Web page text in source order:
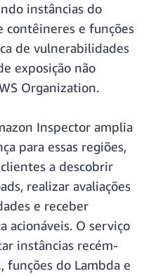
instâncias do
contêineres e funções
de vulnerabilidades
exposição não
Organization.
Inspector amplia
para essas regiões,
a descobrir
realizar avaliações
e receber
acionáveis. O serviço
instâncias recém-
funções do Lambda e